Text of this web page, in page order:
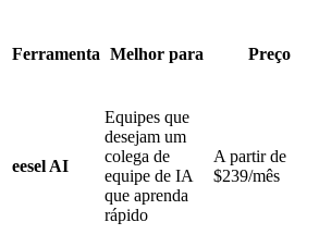
Ferramenta Melhor para Preço
eesel AI
Equipes que
desejam um
colega de
equipe de IA
que aprenda
rápido
A partir de
$239/mês